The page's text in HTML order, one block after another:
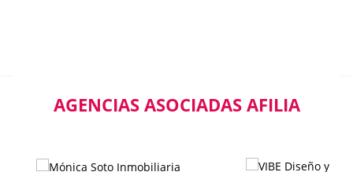
AGENCIAS ASOCIADAS AFILIA